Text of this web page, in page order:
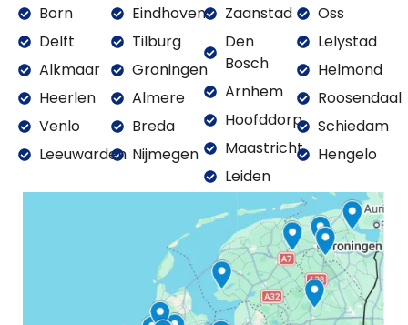
Born
Delft
Alkmaar
Heerlen
Venlo
Leeuwarden
Eindhoven
Tilburg
Groningen
Almere
Breda
Nijmegen
Zaanstad
Den
Bosch
Arnhem
Hoofddorp
Maastricht
Leiden
Oss
Lelystad
Helmond
Roosendaal
Schiedam
Hengelo